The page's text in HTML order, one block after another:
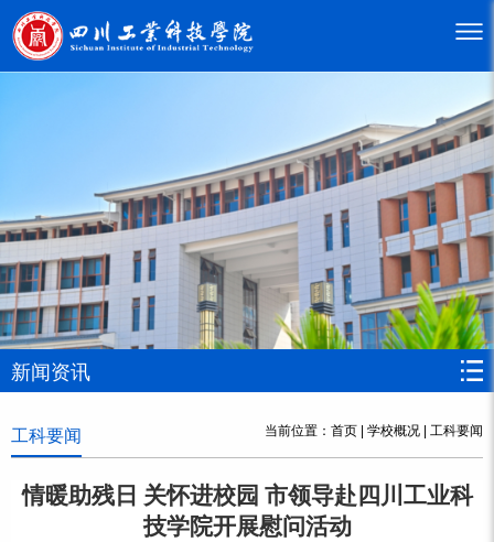
新闻资讯
工科要闻 当前位置： 首页 | 学校概况 | 工科要闻
情暖助残日 关怀进校园 市领导赴四川工业科
技学院开展慰问活动